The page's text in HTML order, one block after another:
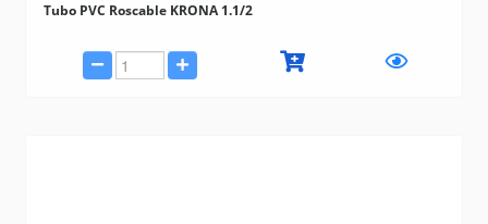
Tubo PVC Roscable KRONA 1.1/2